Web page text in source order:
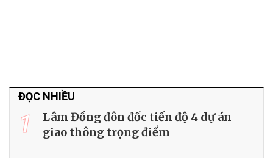
ĐỌC NHIỀU
1
Lâm Đồng đôn đốc tiến độ 4 dự án
giao thông trọng điểm